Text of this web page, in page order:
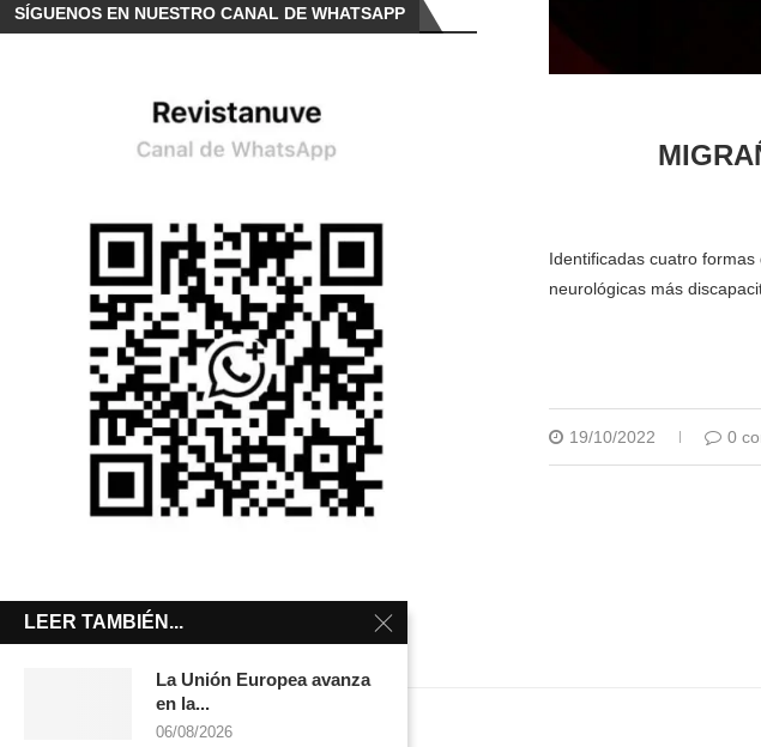
Identificadas cuatro
neurológicas más
19/10/2022 0
SÍGUENOS EN NUESTRO CANAL DE WHATSAPP
LEER TAMBIÉN...
La Unión Europea avanza
en la...
06/08/2026